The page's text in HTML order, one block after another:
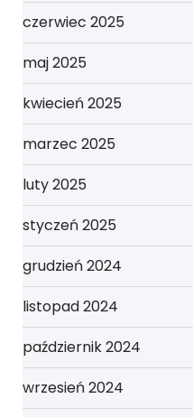
czerwiec 2025
maj 2025
kwiecień 2025
marzec 2025
luty 2025
styczeń 2025
grudzień 2024
listopad 2024
październik 2024
wrzesień 2024